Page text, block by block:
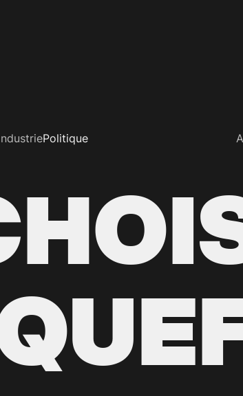
Politique